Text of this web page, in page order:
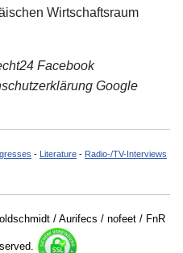
Wirtschaftsraum
Facebook
Google
- Literature - Radio-/TV-Interviews
/ Aurifecs / nofeet / FnR